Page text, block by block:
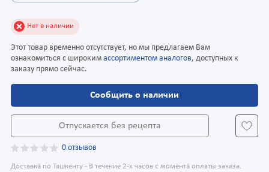
Нет в наличии
Этот товар временно отсутствует, но мы предлагаем Вам
ознакомиться с широким ассортиментом аналогов, доступных к
заказу прямо сейчас.
Сообщить о наличии
Отпускается без рецепта
0 отзывов
Доставка по Ташкенту - В течение 2-х часов с момента оплаты заказа.